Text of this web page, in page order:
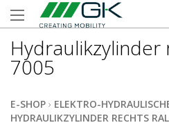
Hydraulikzylinder
7005
E-SHOP › ELEKTRO-
HYDRAULIKZYLINDER RECHTS